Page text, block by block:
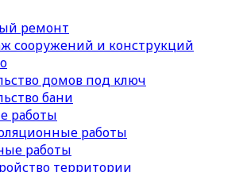
ремонт
сооружений и конструкций
домов под ключ
бани
работы
работы
работы
территории